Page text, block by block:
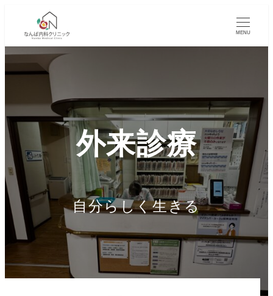
ン
ン
ツ
へ
移
動
MENU
外来診療
自分らしく生きる